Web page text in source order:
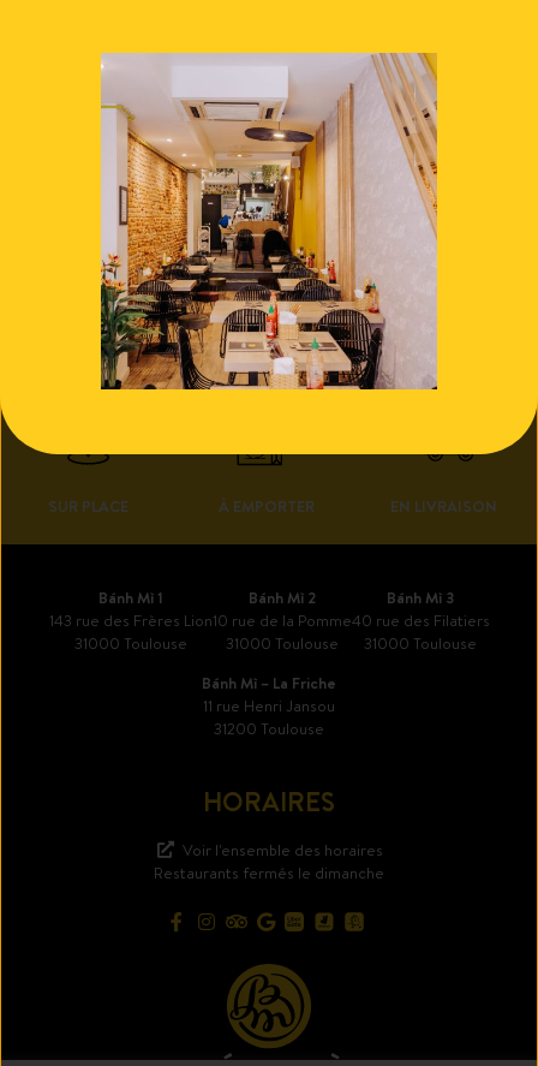
Qué rouge (750ml)
Ajouter au panier
Uby rosé (750ml)
20.00
Ajouter au panier
SUR PLACE À EMPORTER EN LIVRAISON
Bánh Mì 1
143 rue des Frères Lion
31000 Toulouse
Bánh Mì 2
10 rue de la Pomme
31000 Toulouse
Bánh Mì 3
40 rue des Filatiers
31000 Toulouse
Bánh Mì – La Friche
11 rue Henri Jansou
31200 Toulouse
HORAIRES
Voir l'ensemble des horaires
Restaurants fermés le dimanche